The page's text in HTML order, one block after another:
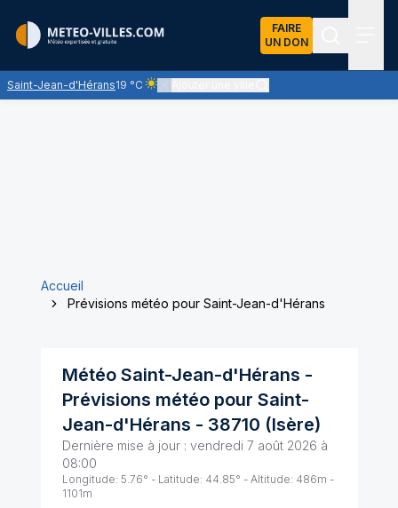
FAIRE
UN DON
Saint-Jean-d'Hérans19 °C
Ciel clair - quasiment pas de nuages et un soleil
Accueil
Prévisions météo pour Saint-Jean-d'Hérans
Météo Saint-Jean-d'Hérans -
Prévisions météo pour Saint-
Jean-d'Hérans - 38710 (Isère)
Dernière mise à jour : vendredi 7 août 2026 à
08:00
Longitude: 5.76° - Latitude: 44.85° - Altitude: 486m -
1101m